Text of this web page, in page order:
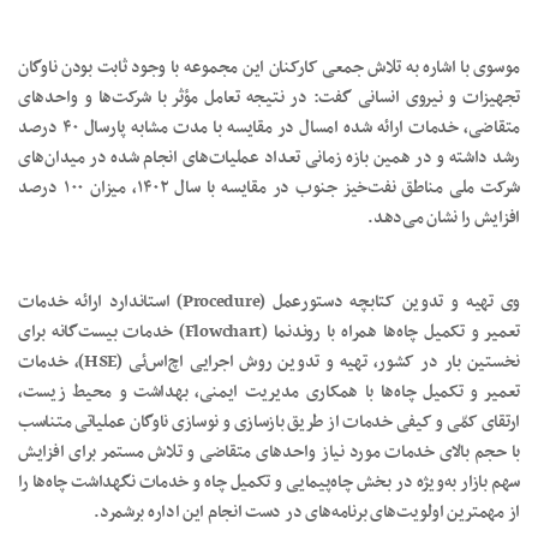
موسوی با اشاره به تلاش جمعی کارکنان این مجموعه با وجود ثابت بودن ناوگان
تجهیزات و نیروی انسانی گفت: در نتیجه تعامل مؤثر با شرکت‌ها و واحدهای
متقاضی، خدمات ارائه شده امسال در مقایسه با مدت مشابه پارسال ۴۰ درصد
رشد داشته و در همین بازه زمانی تعداد عملیات‌های انجام شده در میدان‌های
شرکت ملی مناطق نفت‌خیز جنوب در مقایسه با سال ۱۴۰۲، میزان ۱۰۰ درصد
افزایش را نشان می‌دهد.
وی تهیه و تدوین کتابچه دستورعمل (Procedure) استاندارد ارائه خدمات
تعمیر و تکمیل چاه‌ها همراه با روندنما (Flowchart) خدمات بیست‌گانه برای
نخستین بار در کشور، تهیه و تدوین روش اجرایی اچ‌اس‌ئی (HSE)، خدمات
تعمیر و تکمیل چاه‌ها با همکاری مدیریت ایمنی، بهداشت و محیط زیست،
ارتقای کمّی و کیفی خدمات از طریق بازسازی و نوسازی ناوگان عملیاتی متناسب
با حجم بالای خدمات مورد نیاز واحدهای متقاضی و تلاش مستمر برای افزایش
سهم بازار به‌ویژه در بخش چاه‌پیمایی و تکمیل چاه و خدمات نگهداشت چاه‌ها را
از مهمترین اولویت‌های برنامه‌های در دست انجام این اداره برشمرد.